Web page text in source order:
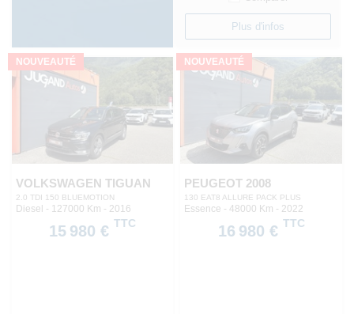
Plus d'infos
NOUVEAUTÉ
VOLKSWAGEN TIGUAN
2.0 TDI 150 BLUEMOTION
Diesel - 127000 Km - 2016
15 980 € TTC
NOUVEAUTÉ
PEUGEOT 2008
130 EAT8 ALLURE PACK PLUS
Essence - 48000 Km - 2022
16 980 € TTC